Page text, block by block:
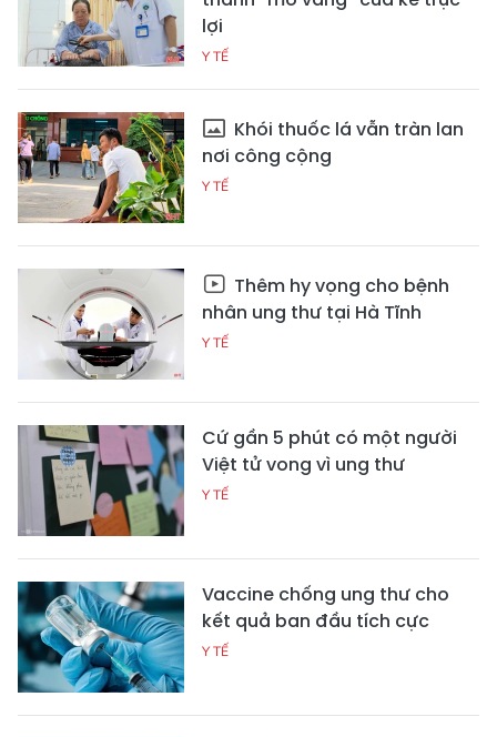
lợi
Y TẾ
Khói thuốc lá vẫn tràn lan
nơi công cộng
Y TẾ
Thêm hy vọng cho bệnh
nhân ung thư tại Hà Tĩnh
Y TẾ
Cứ gần 5 phút có một người
Việt tử vong vì ung thư
Y TẾ
Vaccine chống ung thư cho
kết quả ban đầu tích cực
Y TẾ